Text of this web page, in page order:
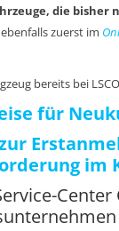
die bisher
zuerst im
bereits bei
für
im
Center